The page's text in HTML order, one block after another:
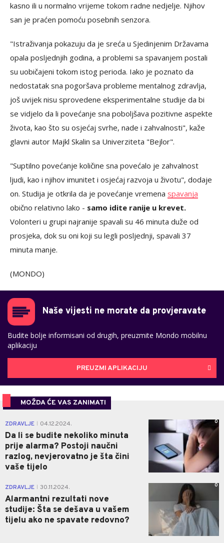
kasno ili u normalno vrijeme tokom radne nedjelje. Njihov
san je praćen pomoću posebnih senzora.
"Istraživanja pokazuju da je sreća u Sjedinjenim Državama
opala posljednjih godina, a problemi sa spavanjem postali
su uobičajeni tokom istog perioda. Iako je poznato da
nedostatak sna pogoršava probleme mentalnog zdravlja,
još uvijek nisu sprovedene eksperimentalne studije da bi
se vidjelo da li povećanje sna poboljšava pozitivne aspekte
života, kao što su osjećaj svrhe, nade i zahvalnosti", kaže
glavni autor Majkl Skalin sa Univerziteta "Bejlor".
"Suptilno povećanje količine sna povećalo je zahvalnost
ljudi, kao i njihov imunitet i osjećaj razvoja u životu", dodaje
on. Studija je otkrila da je povećanje vremena spavanja
obično relativno lako - samo idite ranije u krevet.
Volonteri u grupi najranije spavali su 46 minuta duže od
prosjeka, dok su oni koji su legli posljednji, spavali 37
minuta manje.
(MONDO)
Naše vijesti ne morate da provjeravate
Budite bolje informisani od drugih, preuzmite Mondo mobilnu
aplikaciju
PREUZMI APLIKACIJU
MOŽDA ĆE VAS ZANIMATI
ZDRAVLJE 04.12.2024.
Da li se budite nekoliko minuta
prije alarma? Postoji naučni
razlog, nevjerovatno je šta čini
vaše tijelo
0
ZDRAVLJE 30.11.2024.
Alarmantni rezultati nove
studije: Šta se dešava u vašem
tijelu ako ne spavate redovno?
0